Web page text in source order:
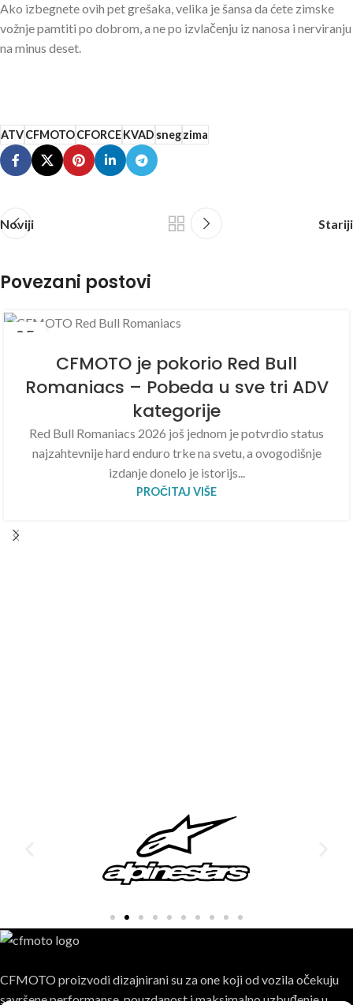
Ako izbegnete ovih pet grešaka, velika je šansa da ćete zimske
vožnje pamtiti po dobrom, a ne po izvlačenju iz nanosa i nerviranju
na minus deset.
ATVCFMOTOCFORCEKVADsnegzima
Noviji Stariji
Povezani postovi
05
CFMOTO je pokorio Red Bull
Romaniacs – Pobeda u sve tri ADV
kategorije
Red Bull Romaniacs 2026 još jednom je potvrdio status
najzahtevnije hard enduro trke na svetu, a ovogodišnje
izdanje donelo je istorijs...
PROČITAJ VIŠE
CFMOTO proizvodi dizajnirani su za one koji od vozila očekuju
savršene performanse, pouzdanost i maksimalno uzbuđenje u